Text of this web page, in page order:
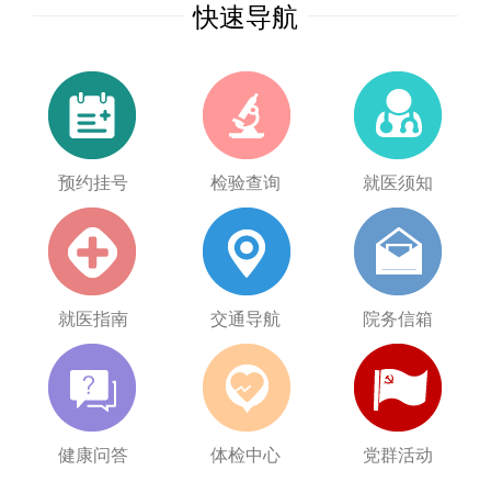
快速导航
预约挂号 检验查询 就医须知
就医指南 交通导航 院务信箱
健康问答 体检中心 党群活动